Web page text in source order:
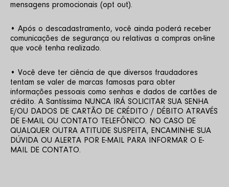
mensagens promocionais (opt out).
• Após o descadastramento, você ainda poderá receber
comunicações de segurança ou relativas a compras on-line
que você tenha realizado.
• Você deve ter ciência de que diversos fraudadores
tentam se valer de marcas famosas para obter
informações pessoais como senhas e dados de cartões de
crédito. A Santíssima NUNCA IRÁ SOLICITAR SUA SENHA
E/OU DADOS DE CARTÃO DE CRÉDITO / DÉBITO ATRAVÉS
DE E-MAIL OU CONTATO TELEFÔNICO. NO CASO DE
QUALQUER OUTRA ATITUDE SUSPEITA, ENCAMINHE SUA
DÚVIDA OU ALERTA POR E-MAIL PARA INFORMAR O E-
MAIL DE CONTATO.